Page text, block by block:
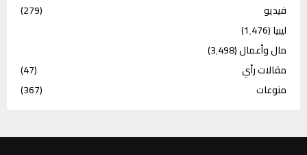
فيديو
(279)
ليبيا(1٬476)
مال وأعمال(3٬498)
مقالات رأي
(47)
منوعات
(367)